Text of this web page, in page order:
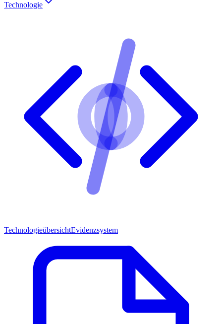
Technologie
TechnologieübersichtEvidenzsystem